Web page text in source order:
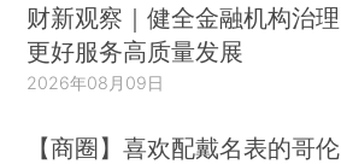
财新观察｜健全金融机构治理
更好服务高质量发展
2026年08月09日
【商圈】喜欢配戴名表的哥伦